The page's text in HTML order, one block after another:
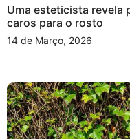
Uma esteticista revela
caros para o rosto
14 de Março, 2026